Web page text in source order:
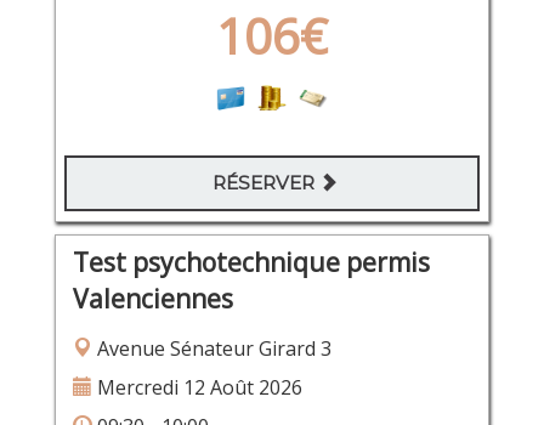
106€
RÉSERVER
Test psychotechnique permis
Valenciennes
Avenue Sénateur Girard 3
Mercredi 12 Août 2026